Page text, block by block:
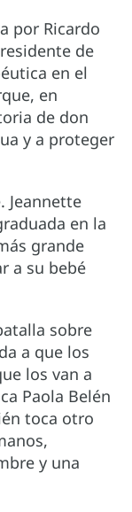
por Ricardo
de
en el
en
de don
y a proteger
Jeannette
en la
grande
a su bebé
sobre
a que los
los van a
Paola Belén
toca otro
y una